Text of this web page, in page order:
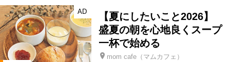
AD
【夏にしたいこと2026】
盛夏の朝を心地良くスープ
一杯で始める
mom cafe（マムカフェ）